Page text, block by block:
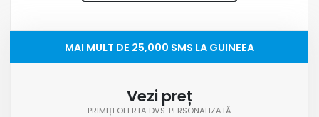
MAI MULT DE 25,000 SMS LA GUINEEA
Vezi preț
PRIMIȚI OFERTA DVS. PERSONALIZATĂ